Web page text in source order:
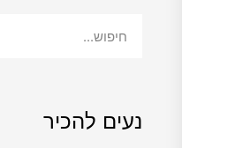
נעים להכיר